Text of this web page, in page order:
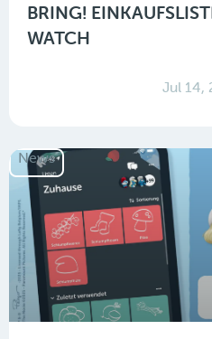
BRING!
WATCH
Jul 14,
News